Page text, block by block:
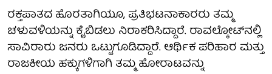
ರಕ್ತಪಾತದ ಹೊರತಾಗಿಯೂ, ಪ್ರತಿಭಟನಾಕಾರರು ತಮ್ಮ
ಚಳುವಳಿಯನ್ನು ಕೈಬಿಡಲು ನಿರಾಕರಿಸಿದ್ದಾರೆ. ರಾವಲ್ಕೋಟ್‌ನಲ್ಲಿ
ಸಾವಿರಾರು ಜನರು ಒಟ್ಟುಗೂಡಿದ್ದಾರೆ. ಆರ್ಥಿಕ ಪರಿಹಾರ ಮತ್ತು
ರಾಜಕೀಯ ಹಕ್ಕುಗಳಿಗಾಗಿ ತಮ್ಮ ಹೋರಾಟವನ್ನು